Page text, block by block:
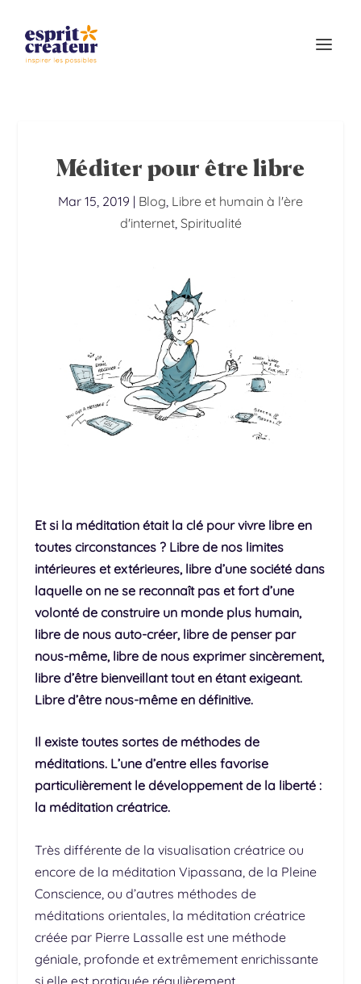
Méditer pour être libre
Mar 15, 2019 | Blog, Libre et humain à l'ère
d'internet, Spiritualité
Et si la méditation était la clé pour vivre libre en
toutes circonstances ? Libre de nos limites
intérieures et extérieures, libre d’une société dans
laquelle on ne se reconnaît pas et fort d’une
volonté de construire un monde plus humain,
libre de nous auto-créer, libre de penser par
nous-même, libre de nous exprimer sincèrement,
libre d’être bienveillant tout en étant exigeant.
Libre d’être nous-même en définitive.
Il existe toutes sortes de méthodes de
méditations. L’une d’entre elles favorise
particulièrement le développement de la liberté :
la méditation créatrice.
Très différente de la visualisation créatrice ou
encore de la méditation Vipassana , de la Pleine
Conscience, ou d’autres méthodes de
méditations orientales, la méditation créatrice
créée par Pierre Lassalle est une méthode
géniale, profonde et extrêmement enrichissante
si elle est pratiquée régulièrement.